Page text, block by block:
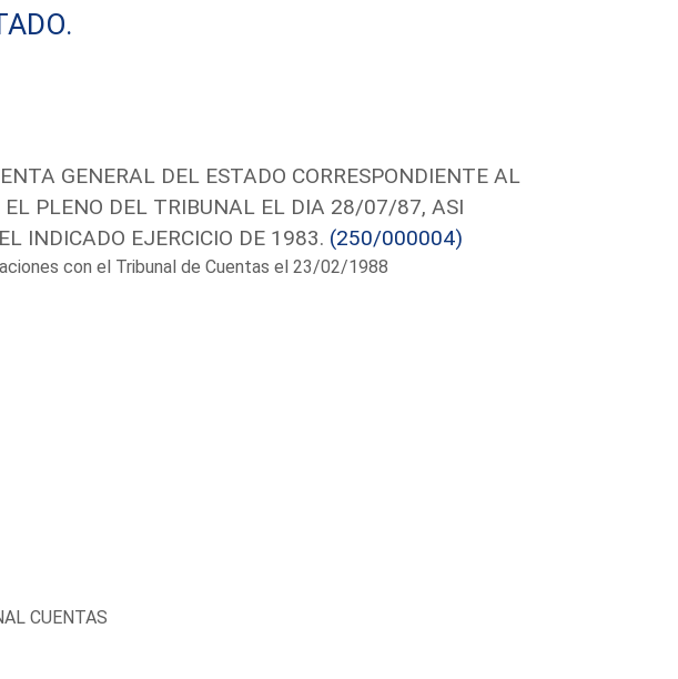
GENERAL DEL ESTADO CORRESPONDIENTE AL
EL PLENO DEL TRIBUNAL EL DIA 28/07/87, ASI
INDICADO EJERCICIO DE 1983. (250/000004)
con el Tribunal de Cuentas el 23/02/1988
CUENTAS